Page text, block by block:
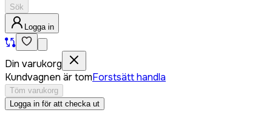
Sök
Logga in
Din varukorg
Kundvagnen är tomForstsätt handla
Töm varukorg
Logga in för att checka ut